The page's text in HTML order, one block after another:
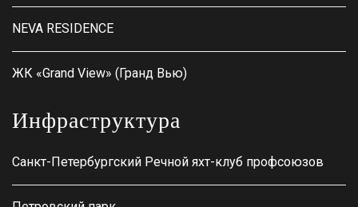
NEVA RESIDENCE
ЖК «Grand View» (Гранд Вью)
Инфраструктура
Санкт-Петербургский Речной яхт-клуб профсоюзов